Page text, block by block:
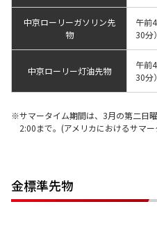
中京ローリーガソリン先
物
午前
30分）
中京ローリー灯油先物
午前
30分）
サマータイム期間は、3月の第二日
2:00まで。(アメリカにおけるサマ
金標準先物